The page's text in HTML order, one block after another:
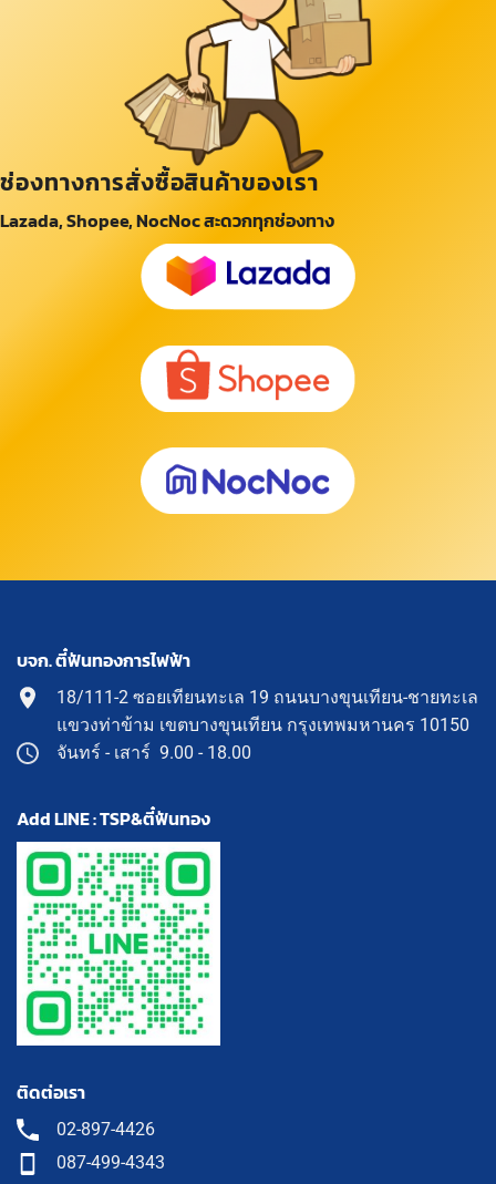
ช่องทางการสั่งซื้อสินค้าของเรา
Lazada, Shopee, NocNoc สะดวกทุกช่องทาง
บจก. ตี๋ฟันทองการไฟฟ้า
18/111-2 ซอยเทียนทะเล 19 ถนนบางขุนเทียน-ชายทะเล
แขวงท่าข้าม เขตบางขุนเทียน กรุงเทพมหานคร 10150
จันทร์ - เสาร์ 9.00 - 18.00
Add LINE : TSP&ตี๋ฟันทอง
ติดต่อเรา
02-897-4426
087-499-4343